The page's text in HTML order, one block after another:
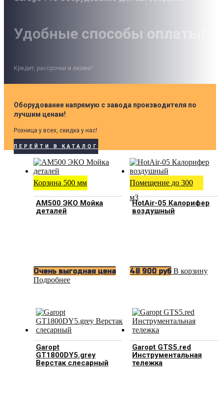
Удобные способы оплаты!
Кредит, рассрочки и лизинг!
Оборудование напрямую с завода производителя по
лучшим ценам!
Розница у всех, скидка у нас!
ПЕРЕЙТИ В КАТАЛОГ
Корзина 500 мм
АМ500 ЭКО Мойка
деталей
Очень выгодная цена
Подробнее
Помещение до 300
м3
HotAir-05 Калорифер
воздушный
48 900 руб В корзину
Garopt
GT1800DY5.grey
Верстак слесарный
Garopt GTS5.red
Инструментальная
тележка